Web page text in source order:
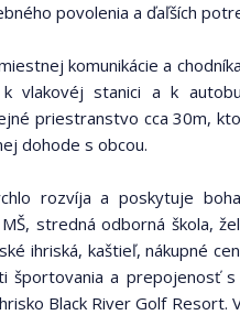
povolenia a ďaľších
komunikácie a
vlakovéj stanici a k
priestranstvo cca 30m,
dohode s obcou.
rozvíja a poskytuje
stredná odborná škola,
ihriská, kaštieľ, nákupné
športovania a prepojenosť
Black River Golf